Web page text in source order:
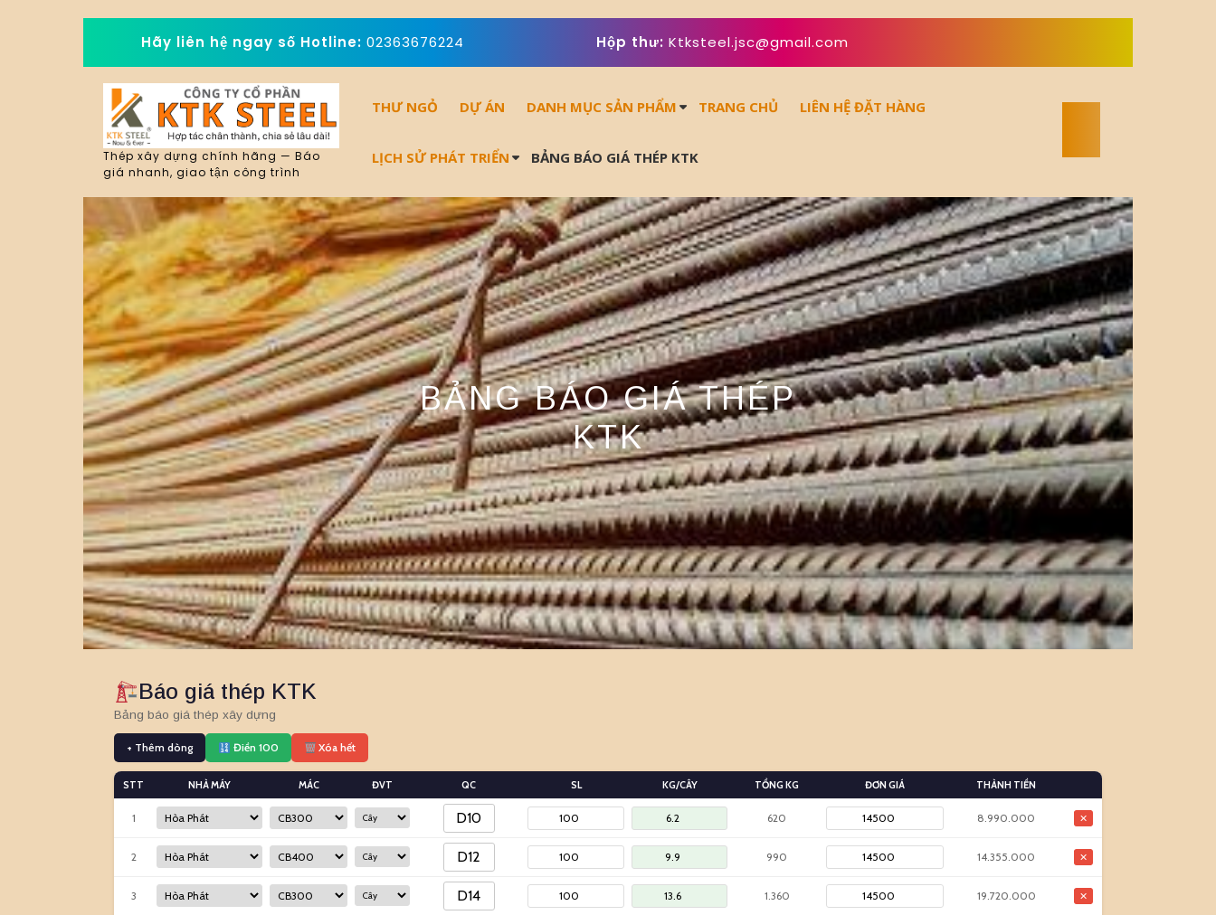
content
Hãy liên hệ ngay số Hotline: 02363676224 Hộp thư: Ktksteel.jsc@gmail.com
Thép xây dựng chính hãng — Báo
giá nhanh, giao tận công trình
THƯ NGỎ DỰ ÁN DANH MỤC SẢN PHẨM TRANG CHỦ LIÊN HỆ ĐẶT HÀNG
LỊCH SỬ PHÁT TRIỂN BẢNG BÁO GIÁ THÉP KTK
BẢNG BÁO GIÁ THÉP
KTK
Báo giá thép KTK
Bảng báo giá thép xây dựng
+ Thêm dòng Điền 100 Xóa hết
STT NHÀ MÁY MÁC ĐVT QC SL KG/CÂY TỔNG KG ĐƠN GIÁ THÀNH TIỀN
1 620 8.990.000 ✕
2 990 14.355.000 ✕
3 1.360 19.720.000 ✕